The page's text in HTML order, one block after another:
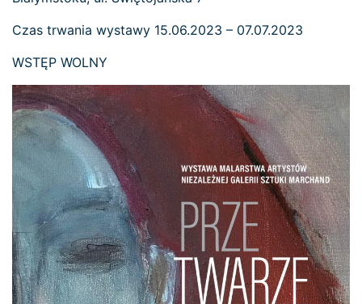
Czas trwania wystawy 15.06.2023 – 07.07.2023
WSTĘP WOLNY